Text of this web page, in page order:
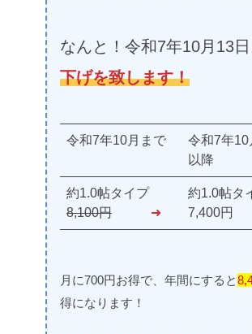
なんと！令和7年10月13日
下げを致します！
令和7年10月まで
令和7年10
以降
約1.0帖タイプ
8,100円
➜
約1.0帖タ
7,400円
月に700円お得で、年間にすると
得になります！